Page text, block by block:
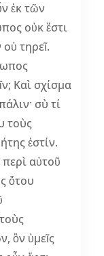
ἐκ τῶν
οὐκ ἔστι
τηρεῖ.
Καὶ σχίσμα
σὺ τί
τοὺς
ἐστίν.
περὶ αὐτοῦ
ὅτου
ὃν ὑμεῖς